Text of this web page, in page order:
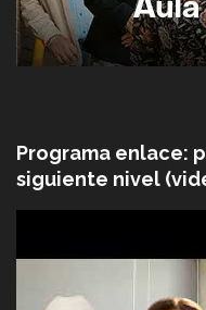
Programa enlace:
siguiente nivel